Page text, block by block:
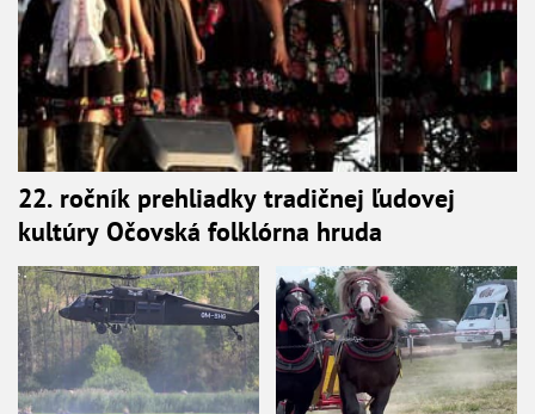
22. ročník prehliadky tradičnej ľudovej
kultúry Očovská folklórna hruda